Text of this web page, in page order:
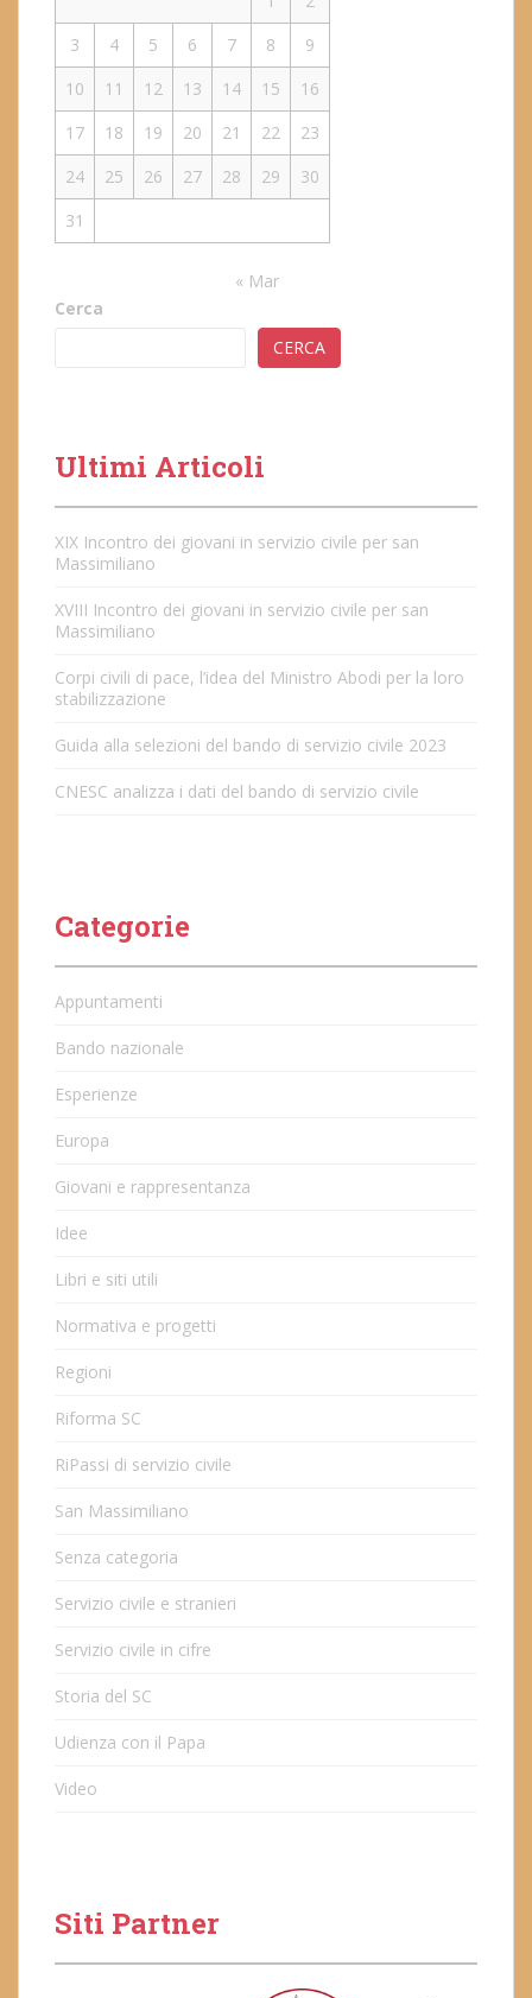
3
4 5 6 7 8
9
10
11 12 13 14 15
16
17
18 19 20 21 22
23
24
25 26 27 28 29
30
31
« Mar
Cerca
CERCA
Ultimi Articoli
XIX Incontro dei giovani in servizio civile per san
Massimiliano
XVIII Incontro dei giovani in servizio civile per san
Massimiliano
Corpi civili di pace, l’idea del Ministro Abodi per la loro
stabilizzazione
Guida alla selezioni del bando di servizio civile 2023
CNESC analizza i dati del bando di servizio civile
Categorie
Appuntamenti
Bando nazionale
Esperienze
Europa
Giovani e rappresentanza
Idee
Libri e siti utili
Normativa e progetti
Regioni
Riforma SC
RiPassi di servizio civile
San Massimiliano
Senza categoria
Servizio civile e stranieri
Servizio civile in cifre
Storia del SC
Udienza con il Papa
Video
Siti Partner